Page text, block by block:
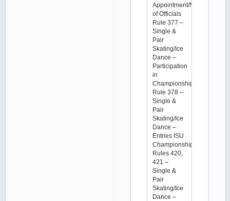
Appointment/Nomination
of Officials
Rule 377 –
Single &
Pair
Skating/Ice
Dance –
Participation
in
Championships
Rule 378 –
Single &
Pair
Skating/Ice
Dance –
Entries ISU
Championships
Rules 420,
421 –
Single &
Pair
Skating/Ice
Dance –